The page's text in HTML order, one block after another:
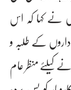
نے کہا کہ اس
کے طلبہ و
منظر عام